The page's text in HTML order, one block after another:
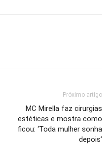
Próximo artigo
MC Mirella faz cirurgias
estéticas e mostra como
ficou: ‘Toda mulher sonha
depois’